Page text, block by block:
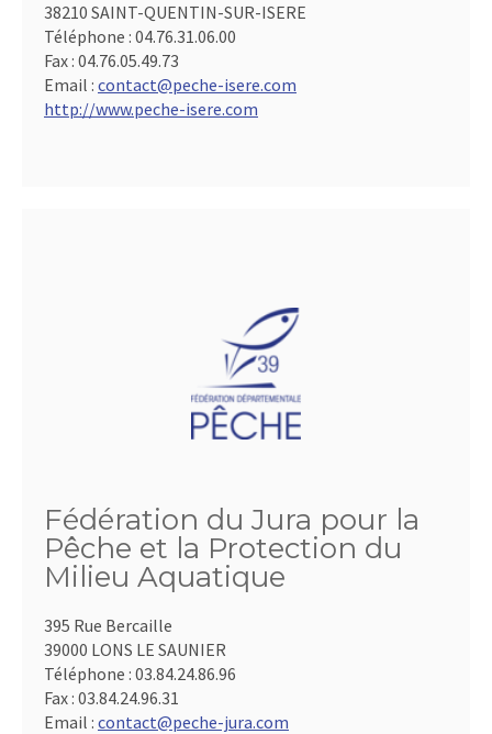
38210 SAINT-QUENTIN-SUR-ISERE
Téléphone : 04.76.31.06.00
Fax : 04.76.05.49.73
Email : contact@peche-isere.com
http://www.peche-isere.com
Fédération du Jura pour la
Pêche et la Protection du
Milieu Aquatique
395 Rue Bercaille
39000 LONS LE SAUNIER
Téléphone : 03.84.24.86.96
Fax : 03.84.24.96.31
Email : contact@peche-jura.com